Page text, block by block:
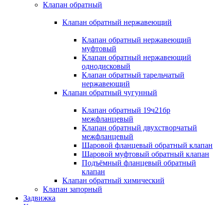
Клапан обратный
Клапан обратный нержавеющий
Клапан обратный нержавеющий
муфтовый
Клапан обратный нержавеющий
однодисковый
Клапан обратный тарельчатый
нержавеющий
Клапан обратный чугунный
Клапан обратный 19ч21бр
межфланцевый
Клапан обратный двухстворчатый
межфланцевый
Шаровой фланцевый обратный клапан
Шаровой муфтовый обратный клапан
Подъёмный фланцевый обратный
клапан
Клапан обратный химический
Клапан запорный
Задвижка